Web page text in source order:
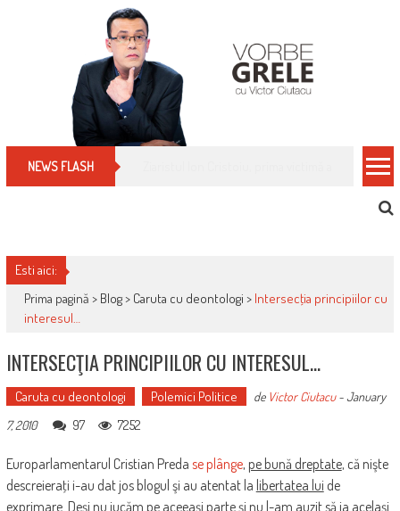
NEWS FLASH Cum îți schimbi, rapid, gratuit și eficient,
Esti aici:
Prima pagină > Blog> Caruta cu deontologi > Intersecţia principiilor cu
interesul…
INTERSECŢIA PRINCIPIILOR CU INTERESUL…
Caruta cu deontologi Polemici Politice de Victor Ciutacu-January
7, 2010
97 7252
Europarlamentarul Cristian Preda se plânge, pe bună dreptate, că nişte
descreieraţi i-au dat jos blogul şi au atentat la libertatea lui de
exprimare. Deşi nu jucăm pe aceeaşi parte şi nu l-am auzit să ia acelaşi